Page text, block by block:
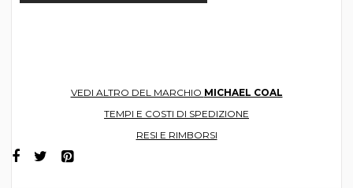
VEDI ALTRO DEL MARCHIO MICHAEL COAL
TEMPI E COSTI DI SPEDIZIONE
RESI E RIMBORSI